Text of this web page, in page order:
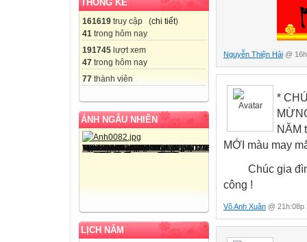
THỐNG KÊ
161619 truy cập (chi tiết)
41 trong hôm nay
191745 lượt xem
47 trong hôm nay
77 thành viên
ẢNH NGẪU NHIÊN
LỊCH NĂM
Nguyễn Thiện Hải @
*
NĂM
MỚI màu may
Chúc gia đình
công !
Võ Anh Xuân @ 21h:08p